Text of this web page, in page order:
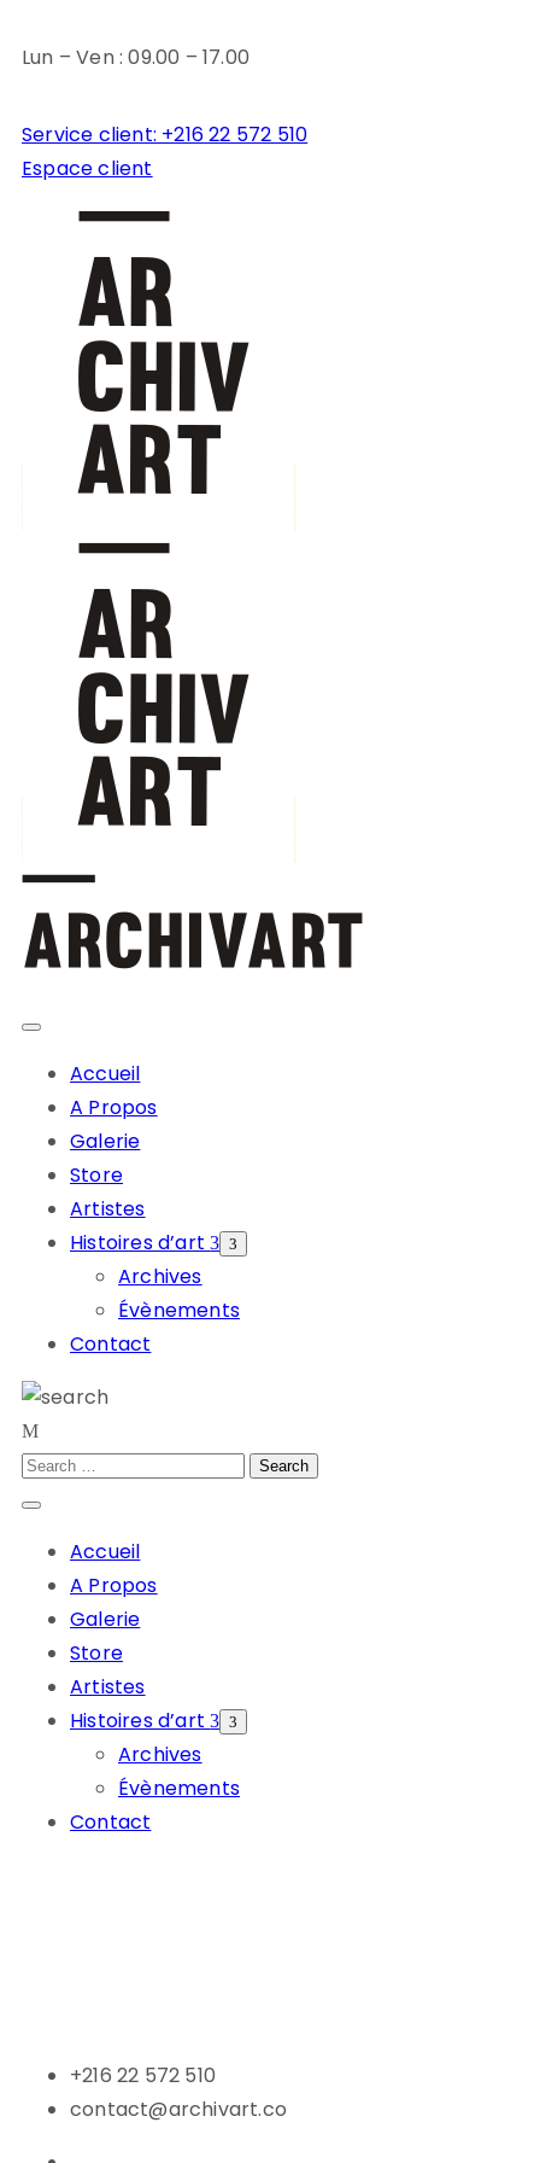
Lun – Ven : 09.00 – 17.00
Service client: +216 22 572 510
Espace client
Accueil
A Propos
Galerie
Store
Artistes
Histoires d’art
Archives
Évènements
Contact
Accueil
A Propos
Galerie
Store
Artistes
Histoires d’art
Archives
Évènements
Contact
+216 22 572 510
contact@archivart.co